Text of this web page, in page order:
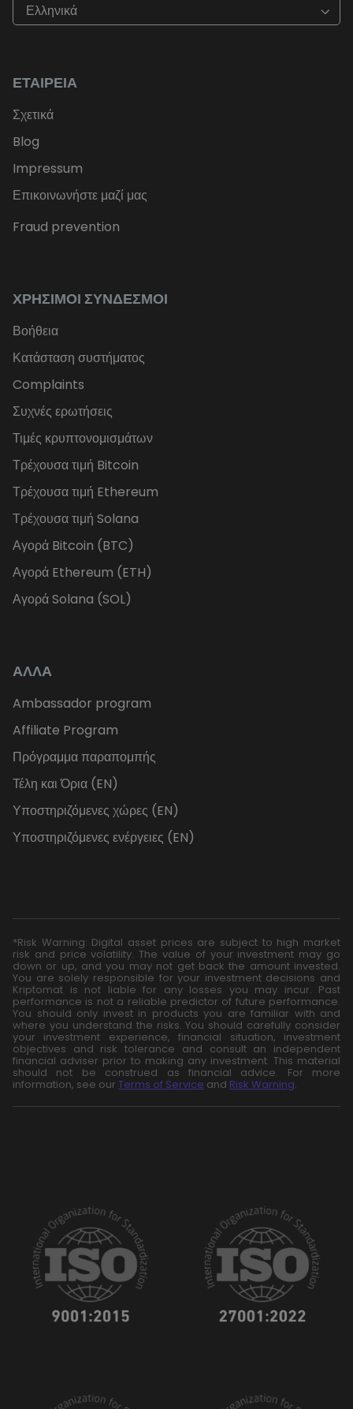
Ελληνικά
ΕΤΑΙΡΕΊΑ
Σχετικά
Blog
Impressum
Επικοινωνήστε μαζί μας
Fraud prevention
ΧΡΉΣΙΜΟΙ ΣΎΝΔΕΣΜΟΙ
Βοήθεια
Κατάσταση συστήματος
Complaints
Συχνές ερωτήσεις
Τιμές κρυπτονομισμάτων
Τρέχουσα τιμή Bitcoin
Τρέχουσα τιμή Ethereum
Τρέχουσα τιμή Solana
Αγορά Bitcoin (BTC)
Αγορά Ethereum (ETH)
Αγορά Solana (SOL)
ΑΛΛΑ
Ambassador program
Affiliate Program
Πρόγραμμα παραπομπής
Τέλη και Όρια (EN)
Υποστηριζόμενες χώρες (EN)
Υποστηριζόμενες ενέργειες (EN)
*Risk Warning: Digital asset prices are subject to high market
risk and price volatility. The value of your investment may go
down or up, and you may not get back the amount invested.
You are solely responsible for your investment decisions and
Kriptomat is not liable for any losses you may incur. Past
performance is not a reliable predictor of future performance.
You should only invest in products you are familiar with and
where you understand the risks. You should carefully consider
your investment experience, financial situation, investment
objectives and risk tolerance and consult an independent
financial adviser prior to making any investment. This material
should not be construed as financial advice. For more
information, see our Terms of Service and Risk Warning.